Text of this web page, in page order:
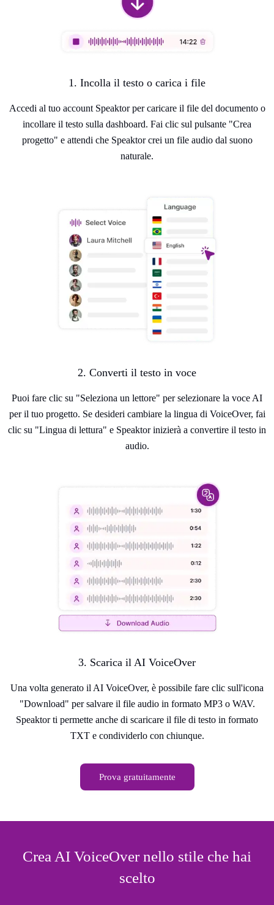
1. Incolla il testo o carica i file
Accedi al tuo account Speaktor per caricare il file del documento o
incollare il testo sulla dashboard. Fai clic sul pulsante "Crea
progetto" e attendi che Speaktor crei un file audio dal suono
naturale.
2. Converti il testo in voce
Puoi fare clic su "Seleziona un lettore" per selezionare la voce AI
per il tuo progetto. Se desideri cambiare la lingua di VoiceOver, fai
clic su "Lingua di lettura" e Speaktor inizierà a convertire il testo in
audio.
3. Scarica il AI VoiceOver
Una volta generato il AI VoiceOver, è possibile fare clic sull'icona
"Download" per salvare il file audio in formato MP3 o WAV.
Speaktor ti permette anche di scaricare il file di testo in formato
TXT e condividerlo con chiunque.
Prova gratuitamente
Crea AI VoiceOver nello stile che hai
scelto